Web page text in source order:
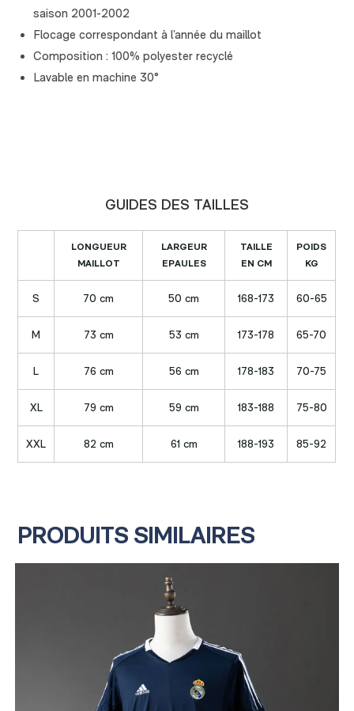
saison 2001-2002
Flocage correspondant à l’année du maillot
Composition : 100% polyester recyclé
Lavable en machine 30°
GUIDES DES TAILLES
LONGUEUR
MAILLOT
LARGEUR
EPAULES
TAILLE
EN CM
POIDS
KG
S 70 cm 50 cm 168-173 60-65
M 73 cm 53 cm 173-178 65-70
L 76 cm 56 cm 178-183 70-75
XL 79 cm 59 cm 183-188 75-80
XXL 82 cm 61 cm 188-193 85-92
PRODUITS SIMILAIRES